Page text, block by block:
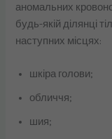
аномальних
будь-якій ділянці
наступних місцях:
шкіра голови;
обличчя;
шия;